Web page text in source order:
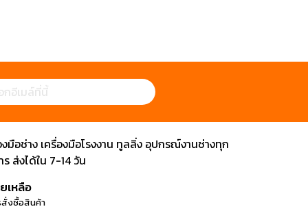
อช่าง เครื่องมือโรงงาน ทูลลิ่ง อุปกรณ์งานช่างทุก
ส่งได้ใน 7-14 วัน
เหลือ
สั่งซื้อสินค้า